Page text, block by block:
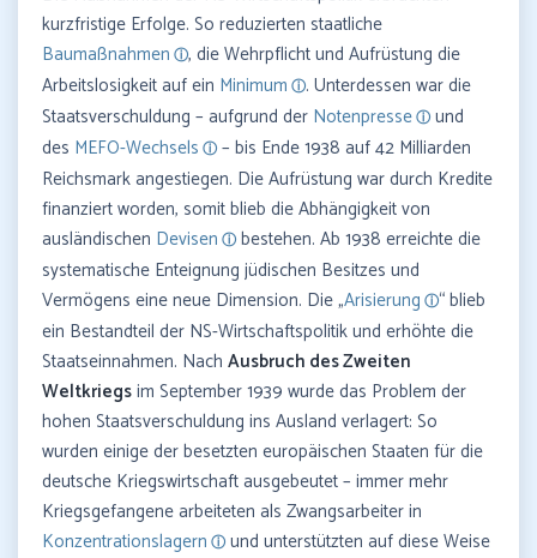
kurzfristige Erfolge. So reduzierten staatliche
Baumaßnahmen
, die Wehrpflicht und Aufrüstung die
Arbeitslosigkeit auf ein Minimum
. Unterdessen war die
Staatsverschuldung – aufgrund der Notenpresse
und
des MEFO-Wechsels
– bis Ende 1938 auf 42 Milliarden
Reichsmark angestiegen. Die Aufrüstung war durch Kredite
finanziert worden, somit blieb die Abhängigkeit von
ausländischen Devisen
bestehen. Ab 1938 erreichte die
systematische Enteignung jüdischen Besitzes und
Vermögens eine neue Dimension. Die „Arisierung
“ blieb
ein Bestandteil der NS-Wirtschaftspolitik und erhöhte die
Staatseinnahmen. Nach Ausbruch des Zweiten
Weltkriegsim September 1939 wurde das Problem der
hohen Staatsverschuldung ins Ausland verlagert: So
wurden einige der besetzten europäischen Staaten für die
deutsche Kriegswirtschaft ausgebeutet – immer mehr
Kriegsgefangene arbeiteten als Zwangsarbeiter in
Konzentrationslagern
und unterstützten auf diese Weise